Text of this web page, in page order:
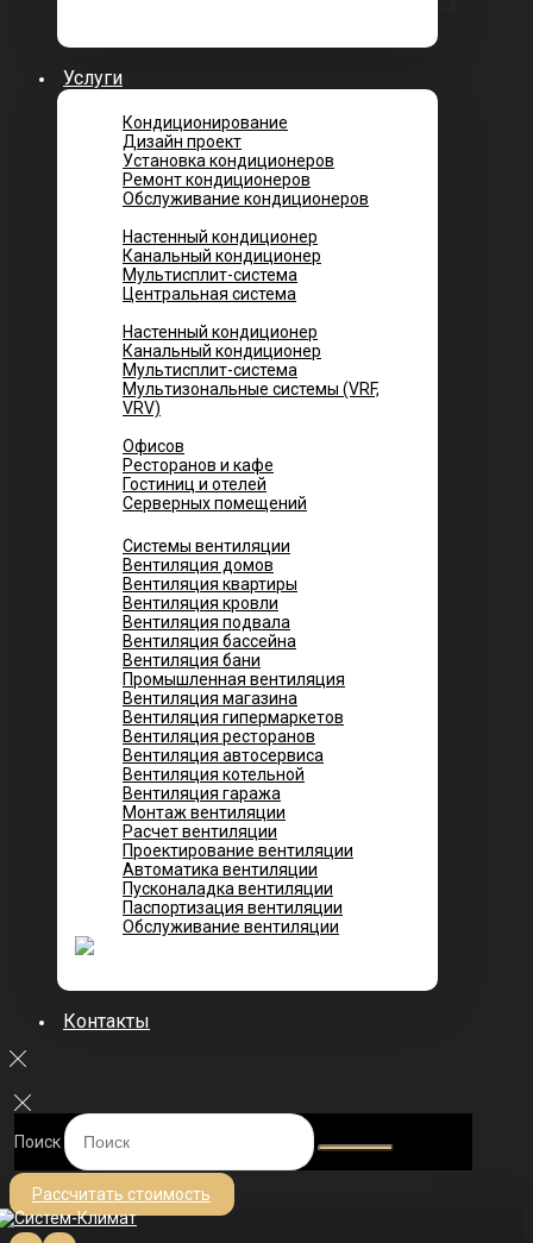
Услуги
Кондиционирование
Дизайн проект
Установка кондиционеров
Ремонт кондиционеров
Обслуживание кондиционеров
Настенный кондиционер
Канальный кондиционер
Мультисплит-система
Центральная система
Настенный кондиционер
Канальный кондиционер
Мультисплит-система
Мультизональные системы (VRF,
VRV)
Офисов
Ресторанов и кафе
Гостиниц и отелей
Серверных помещений
Системы вентиляции
Вентиляция домов
Вентиляция квартиры
Вентиляция кровли
Вентиляция подвала
Вентиляция бассейна
Вентиляция бани
Промышленная вентиляция
Вентиляция магазина
Вентиляция гипермаркетов
Вентиляция ресторанов
Вентиляция автосервиса
Вентиляция котельной
Вентиляция гаража
Монтаж вентиляции
Расчет вентиляции
Проектирование вентиляции
Автоматика вентиляции
Пусконаладка вентиляции
Паспортизация вентиляции
Обслуживание вентиляции
Контакты
Поиск
Рассчитать стоимость